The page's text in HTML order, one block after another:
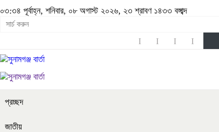
০৩:৩৪ পূর্বাহ্ন, শনিবার, ০৮ অগাস্ট ২০২৬, ২৩ শ্রাবণ ১৪৩৩ বঙ্গাব্দ
প্রচ্ছদ
জাতীয়